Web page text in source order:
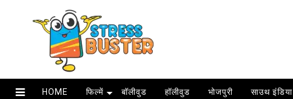
HOME फिल्में बॉलीवुड हॉलीवुड भोजपुरी साउथ इंडिया